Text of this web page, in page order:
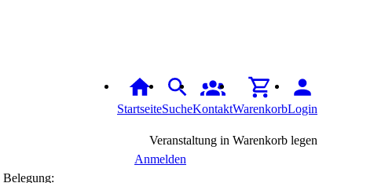
StartseiteSucheKontaktWarenkorbLogin
Veranstaltung in Warenkorb legen
Anmelden
Belegung: